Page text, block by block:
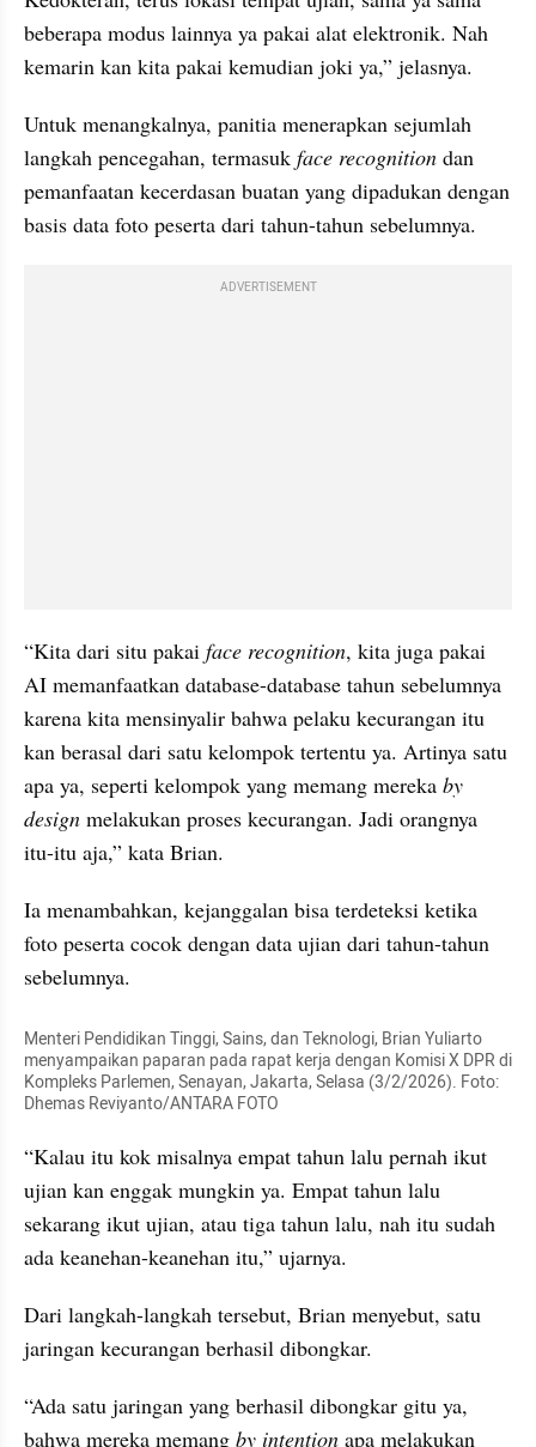
beberapa modus lainnya ya pakai alat elektronik. Nah
kemarin kan kita pakai kemudian joki ya,” jelasnya.
Untuk menangkalnya, panitia menerapkan sejumlah
langkah pencegahan, termasuk face recognition dan
pemanfaatan kecerdasan buatan yang dipadukan dengan
basis data foto peserta dari tahun-tahun sebelumnya.
ADVERTISEMENT
“Kita dari situ pakai face recognition, kita juga pakai
AI memanfaatkan database-database tahun sebelumnya
karena kita mensinyalir bahwa pelaku kecurangan itu
kan berasal dari satu kelompok tertentu ya. Artinya satu
apa ya, seperti kelompok yang memang mereka by
design melakukan proses kecurangan. Jadi orangnya
itu-itu aja,” kata Brian.
Ia menambahkan, kejanggalan bisa terdeteksi ketika
foto peserta cocok dengan data ujian dari tahun-tahun
sebelumnya.
Menteri Pendidikan Tinggi, Sains, dan Teknologi, Brian Yuliarto
menyampaikan paparan pada rapat kerja dengan Komisi X DPR di
Kompleks Parlemen, Senayan, Jakarta, Selasa (3/2/2026). Foto:
Dhemas Reviyanto/ANTARA FOTO
“Kalau itu kok misalnya empat tahun lalu pernah ikut
ujian kan enggak mungkin ya. Empat tahun lalu
sekarang ikut ujian, atau tiga tahun lalu, nah itu sudah
ada keanehan-keanehan itu,” ujarnya.
Dari langkah-langkah tersebut, Brian menyebut, satu
jaringan kecurangan berhasil dibongkar.
“Ada satu jaringan yang berhasil dibongkar gitu ya,
bahwa mereka memang by intention apa melakukan